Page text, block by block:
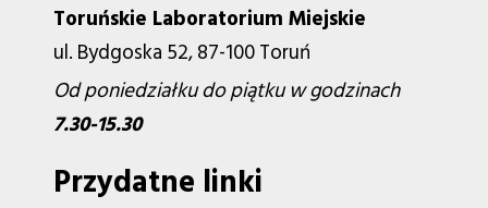
Toruńskie Laboratorium Miejskie
ul. Bydgoska 52, 87-100 Toruń
Od poniedziałku do piątku w godzinach
7.30-15.30
Przydatne linki